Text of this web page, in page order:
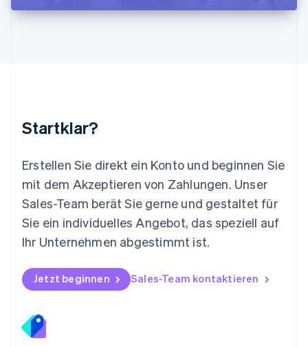
Startklar?
Erstellen Sie direkt ein Konto und beginnen Sie
mit dem Akzeptieren von Zahlungen. Unser
Sales-Team berät Sie gerne und gestaltet für
Sie ein individuelles Angebot, das speziell auf
Ihr Unternehmen abgestimmt ist.
Jetzt beginnen Sales-Team kontaktieren
Malta
Nederlands English
Norwegen
Österreich
Polen
English
Portugal
Português English
Rumänien
Schweden
Svenska English
Deutsch
Singapur
English